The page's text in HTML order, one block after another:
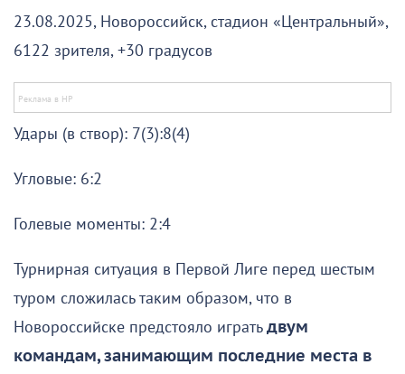
23.08.2025, Новороссийск, стадион «Центральный»,
6122 зрителя, +30 градусов
Удары (в створ): 7(3):8(4)
Угловые: 6:2
Голевые моменты: 2:4
Турнирная ситуация в Первой Лиге перед шестым
туром сложилась таким образом, что в
Новороссийске предстояло игратьдвум
командам, занимающим последние места в